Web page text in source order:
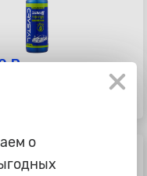
₽
без воды Bullsone
о